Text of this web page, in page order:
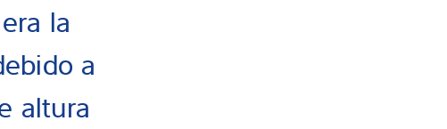
la
a
altura